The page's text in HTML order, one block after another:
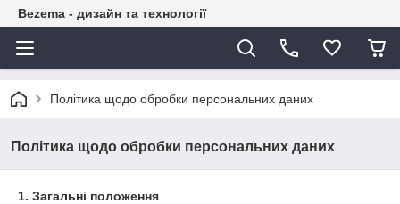
Bezema - дизайн та технології
Політика щодо обробки персональних даних
Політика щодо обробки персональних даних
1. Загальні положення